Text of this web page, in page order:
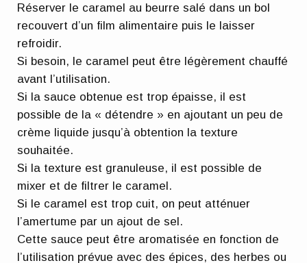
Réserver le caramel au beurre salé dans un bol
recouvert d’un film alimentaire puis le laisser
refroidir.
Si besoin, le caramel peut être légèrement chauffé
avant l’utilisation.
Si la sauce obtenue est trop épaisse, il est
possible de la « détendre » en ajoutant un peu de
crème liquide jusqu’à obtention la texture
souhaitée.
Si la texture est granuleuse, il est possible de
mixer et de filtrer le caramel.
Si le caramel est trop cuit, on peut atténuer
l’amertume par un ajout de sel.
Cette sauce peut être aromatisée en fonction de
l’utilisation prévue avec des épices, des herbes ou